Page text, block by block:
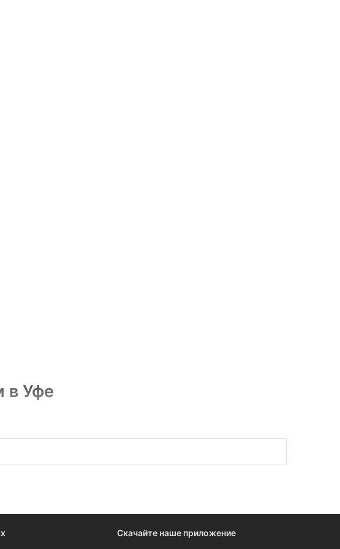
в Уфе
муниципалитетов, и конкурсы от эксплуатирующих
в тендере на проведение гидроизоляционных работ в
Скачайте наше приложение